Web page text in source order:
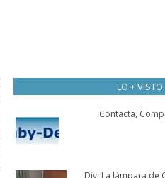
LO + VISTO
Contacta,